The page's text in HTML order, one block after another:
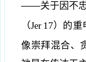
——关于因不
（Jer 17）的重
像崇拜混合、